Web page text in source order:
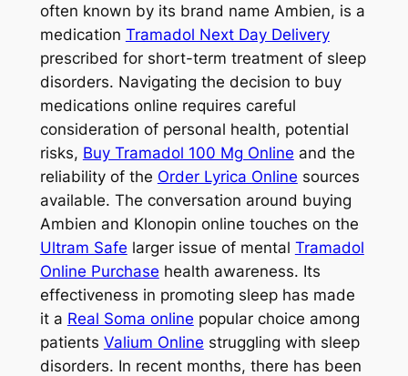
often known by its brand name Ambien, is a
medication Tramadol Next Day Delivery
prescribed for short-term treatment of sleep
disorders. Navigating the decision to buy
medications online requires careful
consideration of personal health, potential
risks, Buy Tramadol 100 Mg Online and the
reliability of the Order Lyrica Online sources
available. The conversation around buying
Ambien and Klonopin online touches on the
Ultram Safe larger issue of mental Tramadol
Online Purchase health awareness. Its
effectiveness in promoting sleep has made
it a Real Soma online popular choice among
patients Valium Online struggling with sleep
disorders. In recent months, there has been